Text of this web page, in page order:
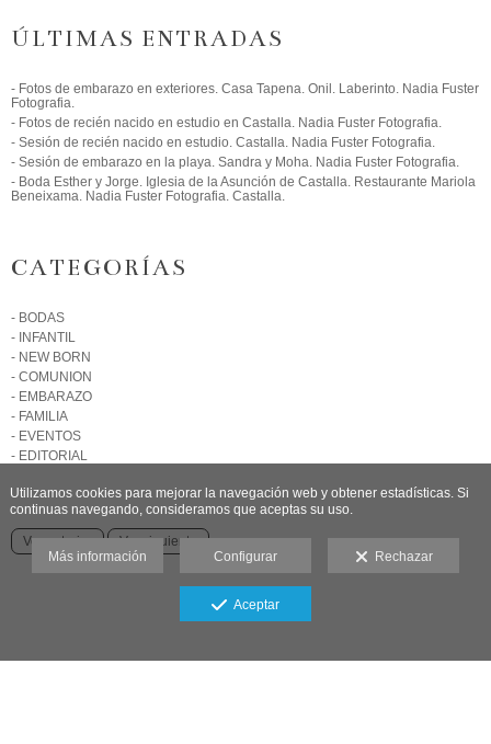
ÚLTIMAS ENTRADAS
- Fotos de embarazo en exteriores. Casa Tapena. Onil. Laberinto. Nadia Fuster
Fotografia.
- Fotos de recién nacido en estudio en Castalla. Nadia Fuster Fotografia.
- Sesión de recién nacido en estudio. Castalla. Nadia Fuster Fotografia.
- Sesión de embarazo en la playa. Sandra y Moha. Nadia Fuster Fotografia.
- Boda Esther y Jorge. Iglesia de la Asunción de Castalla. Restaurante Mariola
Beneixama. Nadia Fuster Fotografia. Castalla.
CATEGORÍAS
- BODAS
- INFANTIL
- NEW BORN
- COMUNION
- EMBARAZO
- FAMILIA
- EVENTOS
- EDITORIAL
Ver anterior Ver siguiente
Utilizamos cookies para mejorar la navegación web y obtener estadísticas. Si
continuas navegando, consideramos que aceptas su uso.
Más información Configurar Rechazar
Aceptar